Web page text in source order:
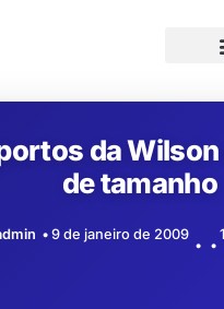
da
de tamanho
9 de janeiro de 2009